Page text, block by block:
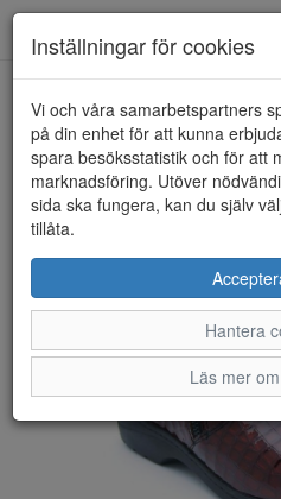
HEM CAPRICE
Inställningar för cookies
Vi och våra samarbetspartners
på din enhet för att kunna
spara besöksstatistik och för att
marknadsföring. Utöver
sida ska fungera, kan du själv
tillåta.
Hantera
Läs mer